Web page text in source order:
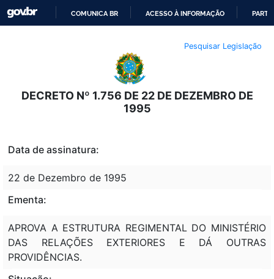
O
CONTEÚDO
COMUNICA BR ACESSO À INFORMAÇÃO
Pesquisar Legislação
DECRETO Nº 1.756 DE 22 DE DEZEMBRO DE
1995
Data de assinatura:
22 de Dezembro de 1995
Ementa:
APROVA A ESTRUTURA REGIMENTAL DO MINISTÉRIO
DAS RELAÇÕES EXTERIORES E DÁ OUTRAS
PROVIDÊNCIAS.